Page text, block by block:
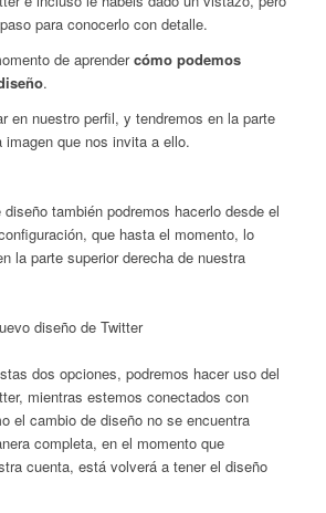
para conocerlo con detalle.
de aprendercómo podemos
.
en nuestro perfil, y tendremos en la parte
imagen que nos invita a ello.
también podremos hacerlo desde el
que hasta el momento, lo
la parte superior derecha de nuestra
dos opciones, podremos hacer uso del
mientras estemos conectados con
el cambio de diseño no se encuentra
completa, en el momento que
cuenta, está volverá a tener el diseño